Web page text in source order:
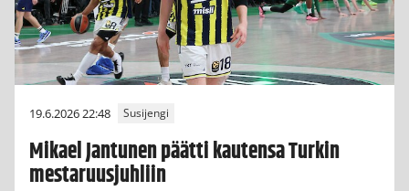
19.6.2026 22:48 Susijengi
Mikael Jantunen päätti kautensa Turkin
mestaruusjuhliin